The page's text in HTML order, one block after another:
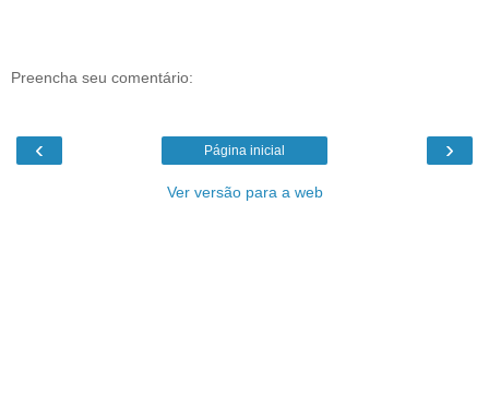
Preencha seu comentário:
‹ ›
Página inicial
Ver versão para a web